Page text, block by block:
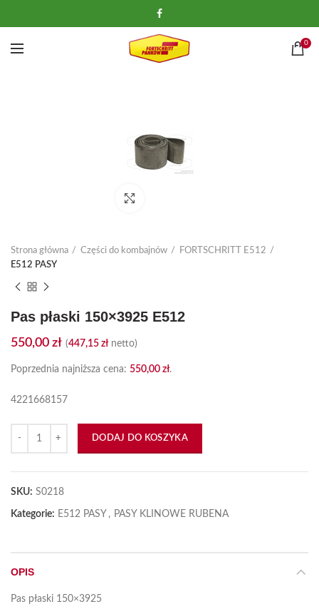
0
Strona główna Części do kombajnów
FORTSCHRITT E512
E512 PASY
Pas płaski 150×3925 E512
550,00 zł (447,15 złnetto)
Poprzednia najniższa cena: 550,00 zł.
4221668157
DODAJ DO KOSZYKA
SKU: S0218
Kategorie: E512 PASY , PASY KLINOWE RUBENA
OPIS
Pas płaski 150×3925